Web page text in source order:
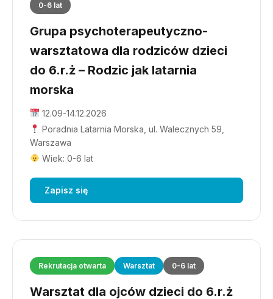
0-6 lat
Grupa psychoterapeutyczno-
warsztatowa dla rodziców dzieci
do 6.r.ż – Rodzic jak latarnia
morska
12.09-14.12.2026
Poradnia Latarnia Morska, ul. Walecznych 59,
Warszawa
Wiek: 0-6 lat
Zapisz się
Rekrutacja otwarta Warsztat 0-6 lat
Warsztat dla ojców dzieci do 6.r.ż